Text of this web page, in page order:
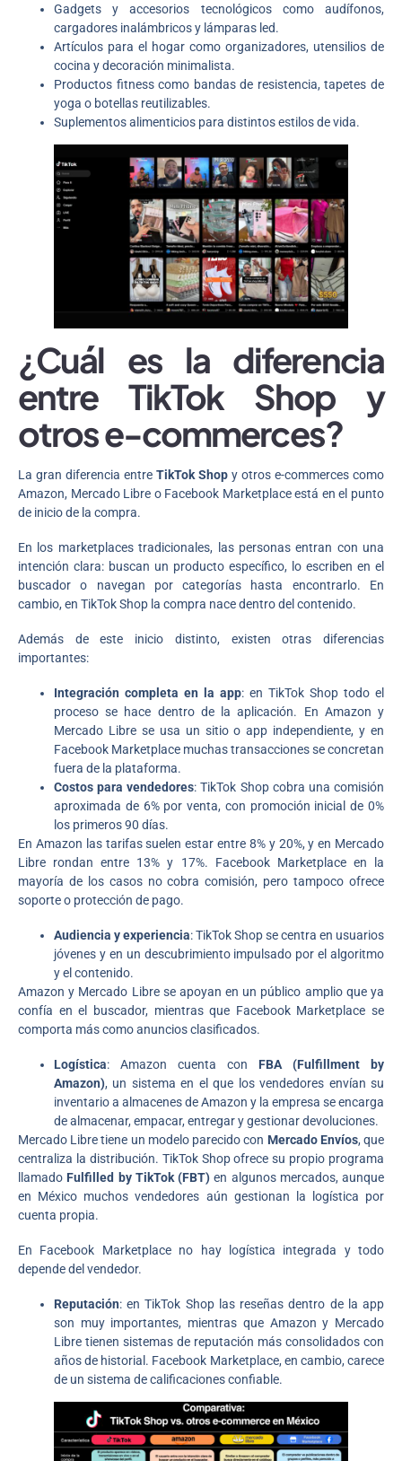
Gadgets y accesorios tecnológicos como audífonos,
cargadores inalámbricos y lámparas led.
Artículos para el hogar como organizadores, utensilios de
cocina y decoración minimalista.
Productos fitness como bandas de resistencia, tapetes de
yoga o botellas reutilizables.
Suplementos alimenticios para distintos estilos de vida.
¿Cuál es la diferencia
entre TikTok Shop y
otros e-commerces?
La gran diferencia entre TikTok Shop y otros e-commerces como
Amazon, Mercado Libre o Facebook Marketplace está en el punto
de inicio de la compra.
En los marketplaces tradicionales, las personas entran con una
intención clara: buscan un producto específico, lo escriben en el
buscador o navegan por categorías hasta encontrarlo. En
cambio, en TikTok Shop la compra nace dentro del contenido.
Además de este inicio distinto, existen otras diferencias
importantes:
Integración completa en la app: en TikTok Shop todo el
proceso se hace dentro de la aplicación. En Amazon y
Mercado Libre se usa un sitio o app independiente, y en
Facebook Marketplace muchas transacciones se concretan
fuera de la plataforma.
Costos para vendedores: TikTok Shop cobra una comisión
aproximada de 6% por venta, con promoción inicial de 0%
los primeros 90 días.
En Amazon las tarifas suelen estar entre 8% y 20%, y en Mercado
Libre rondan entre 13% y 17%. Facebook Marketplace en la
mayoría de los casos no cobra comisión, pero tampoco ofrece
soporte o protección de pago.
Audiencia y experiencia: TikTok Shop se centra en usuarios
jóvenes y en un descubrimiento impulsado por el algoritmo
y el contenido.
Amazon y Mercado Libre se apoyan en un público amplio que ya
confía en el buscador, mientras que Facebook Marketplace se
comporta más como anuncios clasificados.
Logística: Amazon cuenta con FBA (Fulfillment by
Amazon), un sistema en el que los vendedores envían su
inventario a almacenes de Amazon y la empresa se encarga
de almacenar, empacar, entregar y gestionar devoluciones.
Mercado Libre tiene un modelo parecido con Mercado Envíos, que
centraliza la distribución. TikTok Shop ofrece su propio programa
llamado Fulfilled by TikTok (FBT) en algunos mercados, aunque
en México muchos vendedores aún gestionan la logística por
cuenta propia.
En Facebook Marketplace no hay logística integrada y todo
depende del vendedor.
Reputación: en TikTok Shop las reseñas dentro de la app
son muy importantes, mientras que Amazon y Mercado
Libre tienen sistemas de reputación más consolidados con
años de historial. Facebook Marketplace, en cambio, carece
de un sistema de calificaciones confiable.